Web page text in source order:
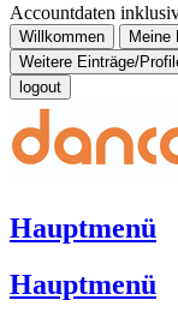
Accountdaten
Willkommen Meine
Weitere Einträge/
logout
Hauptmenü
Hauptmenü